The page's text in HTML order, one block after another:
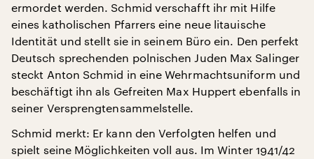
ermordet werden. Schmid verschafft ihr mit Hilfe
eines katholischen Pfarrers eine neue litauische
Identität und stellt sie in seinem Büro ein. Den perfekt
Deutsch sprechenden polnischen Juden Max Salinger
steckt Anton Schmid in eine Wehrmachtsuniform und
beschäftigt ihn als Gefreiten Max Huppert ebenfalls in
seiner Versprengtensammelstelle.
Schmid merkt: Er kann den Verfolgten helfen und
spielt seine Möglichkeiten voll aus. Im Winter 1941/42